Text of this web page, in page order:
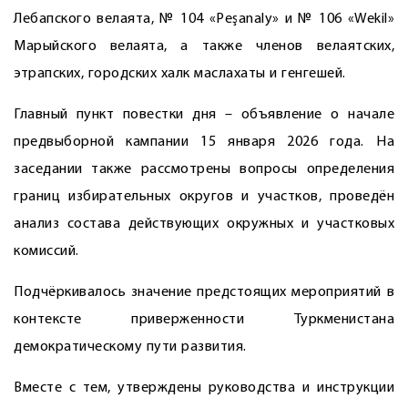
Лебапского велаята, № 104 «Peşanaly» и № 106 «Wekil»
Марыйского велаята, а также членов велаятских,
этрапских, городских халк маслахаты и генгешей.
Главный пункт повестки дня – объявление о начале
предвыборной кампании 15 января 2026 года. На
заседании также рассмотрены вопросы определения
границ избирательных округов и участков, проведён
анализ состава действующих окружных и участковых
комиссий.
Подчёркивалось значение предстоящих мероприятий в
контексте приверженности Туркменистана
демократическому пути развития.
Вместе с тем, утверждены руководства и инструкции